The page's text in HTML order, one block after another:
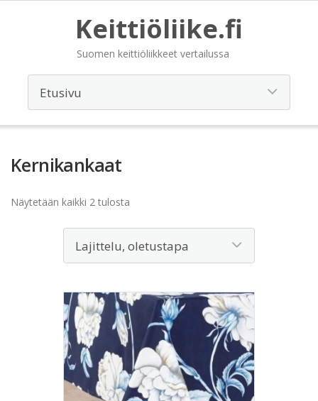
Keittiöliike.fi
Suomen keittiöliikkeet vertailussa
Kernikankaat
Näytetään kaikki 2 tulosta